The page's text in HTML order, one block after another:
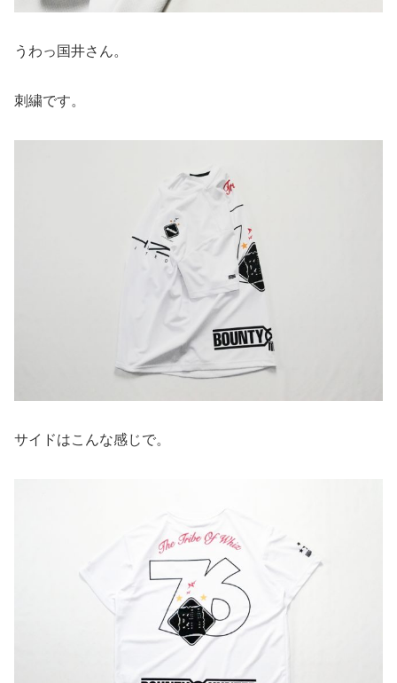
うわっ国井さん。
刺繍です。
サイドはこんな感じで。